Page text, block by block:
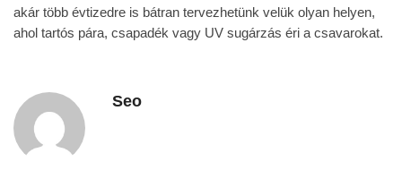
akár több évtizedre is bátran tervezhetünk velük olyan helyen,
ahol tartós pára, csapadék vagy UV sugárzás éri a csavarokat.
Seo